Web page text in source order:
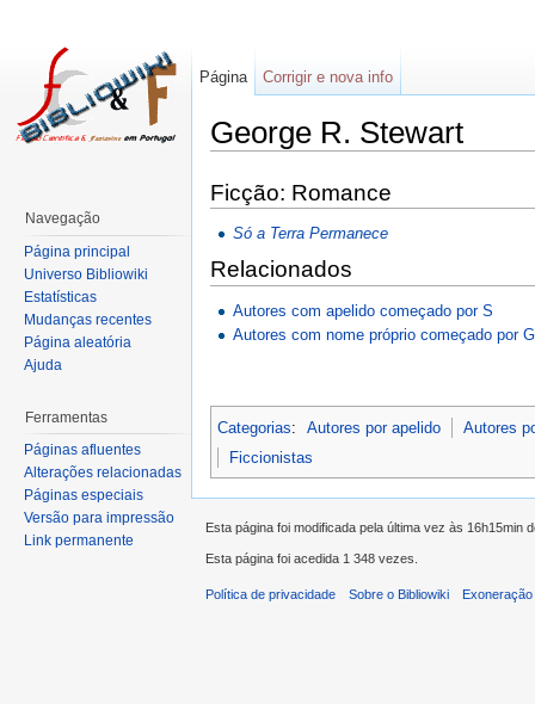
George R. Stewart
Ficção: Romance
Só a Terra Permanece
Relacionados
Autores com apelido começado por S
Autores com nome próprio começado por G
Categorias: Autores por apelido
Autores
Ficcionistas
Página Corrigir e nova info
Navegação
Página principal
Universo Bibliowiki
Estatísticas
Mudanças recentes
Página aleatória
Ajuda
Ferramentas
Páginas afluentes
Alterações relacionadas
Páginas especiais
Versão para impressão
Link permanente
Esta página foi modificada pela última vez às 16h15min
Esta página foi acedida 1 348 vezes.
Política de privacidade Sobre o Bibliowiki